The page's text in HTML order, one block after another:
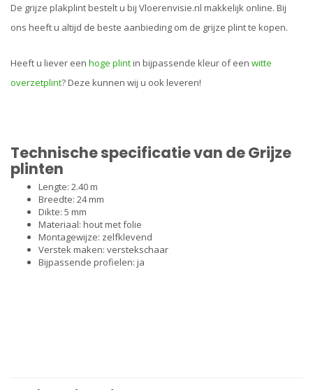
De grijze plakplint bestelt u bij Vloerenvisie.nl makkelijk online. Bij
ons heeft u altijd de beste aanbieding om de grijze plint te kopen.
Heeft u liever een hoge plintin bijpassende kleur of een witte
overzetplint? Deze kunnen wij u ook leveren!
Technische specificatie van de Grijze
plinten
Lengte: 2.40 m
Breedte: 24 mm
Dikte: 5 mm
Materiaal: hout met folie
Montagewijze: zelfklevend
Verstek maken: verstekschaar
Bijpassende profielen: ja